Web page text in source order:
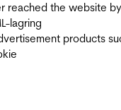
reached the website
lagring
products